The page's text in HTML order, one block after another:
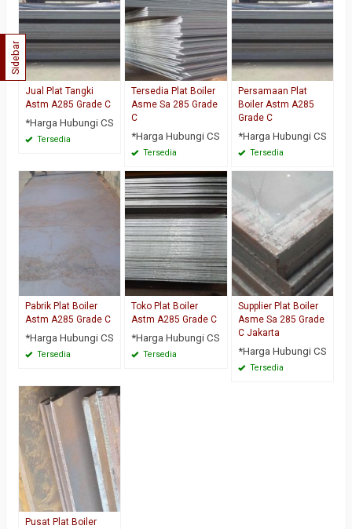
Jual Plat Tangki
Astm A285 Grade C
*Harga Hubungi CS
Tersedia
Tersedia Plat Boiler
Asme Sa 285 Grade
C
*Harga Hubungi CS
Tersedia
Persamaan Plat
Boiler Astm A285
Grade C
*Harga Hubungi CS
Tersedia
Pabrik Plat Boiler
Astm A285 Grade C
*Harga Hubungi CS
Tersedia
Toko Plat Boiler
Astm A285 Grade C
*Harga Hubungi CS
Tersedia
Supplier Plat Boiler
Asme Sa 285 Grade
C Jakarta
*Harga Hubungi CS
Tersedia
Pusat Plat Boiler
Sidebar